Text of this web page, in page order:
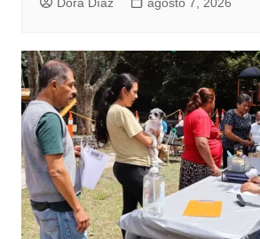
Dora Díaz agosto 7, 2026